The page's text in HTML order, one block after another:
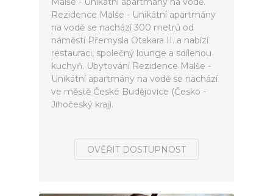
Rezidence Malše - Unikátní apartmány
na vodě se nachází 300 metrů od
náměstí Přemysla Otakara II. a nabízí
restauraci, společný lounge a sdílenou
kuchyň. Ubytování Rezidence Malše -
Unikátní apartmány na vodě se nachází
ve městě České Budějovice (Česko -
Jihočeský kraj).
OVĚŘIT DOSTUPNOST